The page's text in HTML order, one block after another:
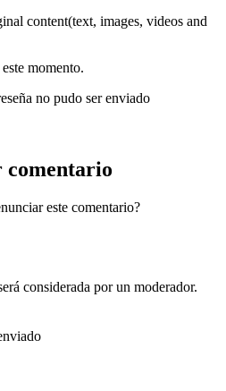
content(text, images, videos and
momento.
no pudo ser enviado
comentario
este comentario?
considerada por un moderador.